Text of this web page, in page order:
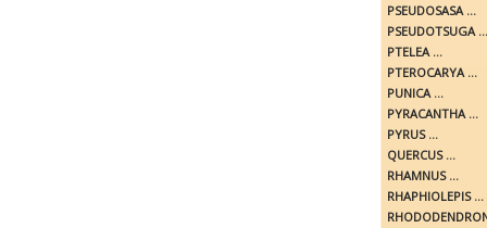
PSEUDOSASA ...
PSEUDOTSUGA ...
PTELEA ...
PTEROCARYA ...
PUNICA ...
PYRACANTHA ...
PYRUS ...
QUERCUS ...
RHAMNUS ...
RHAPHIOLEPIS ...